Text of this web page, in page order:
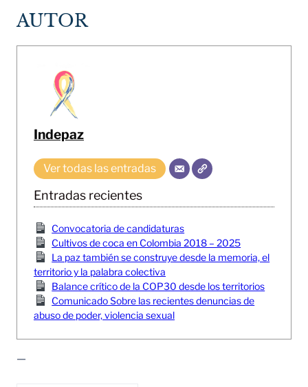
AUTOR
Indepaz
Ver todas las entradas
Entradas recientes
Convocatoria de candidaturas
Cultivos de coca en Colombia 2018 – 2025
La paz también se construye desde la memoria, el
territorio y la palabra colectiva
Balance crítico de la COP30 desde los territorios
Comunicado Sobre las recientes denuncias de
abuso de poder, violencia sexual
—